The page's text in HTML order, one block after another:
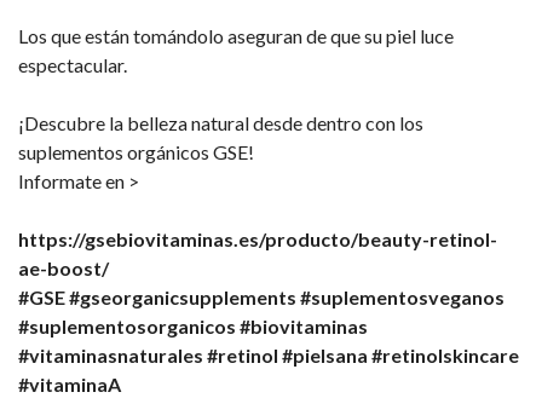
Los que están tomándolo aseguran de que su piel luce
espectacular.
¡Descubre la belleza natural desde dentro con los
suplementos orgánicos GSE!
Informate en >
https://gsebiovitaminas.es/producto/beauty-retinol-
ae-boost/
#GSE#gseorganicsupplements #suplementosveganos
#suplementosorganicos #biovitaminas
#vitaminasnaturales #retinol #pielsana #retinolskincare
#vitaminaA